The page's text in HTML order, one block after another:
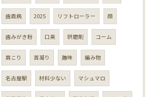
歯周病 2025 リフトローラー 顔
歯みがき粉 口臭 研磨剤 コーム
肩こり 首凝り 趣味 編み物
名古屋駅 材料少ない マシュマロ